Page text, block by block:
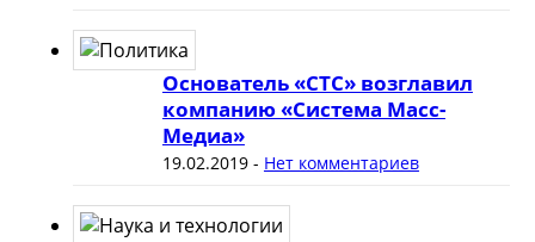
Основатель «СТС» возглавил
компанию «Система Масс-
Медиа»
19.02.2019- Нет комментариев